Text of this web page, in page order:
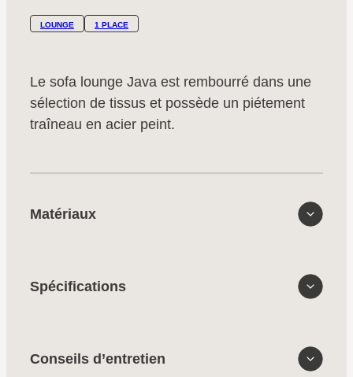
LOUNGE 1 PLACE
Le sofa lounge Java est rembourré dans une
sélection de tissus et possède un piétement
traîneau en acier peint.
Matériaux
Spécifications
Conseils d’entretien